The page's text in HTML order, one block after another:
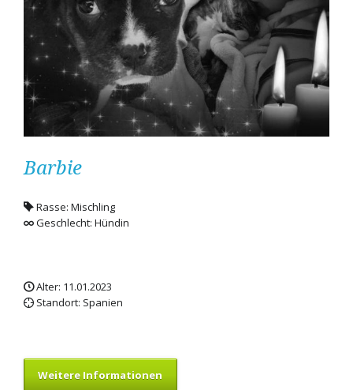
Barbie
Rasse: Mischling
Geschlecht: Hündin
Alter: 11.01.2023
Standort: Spanien
Weitere Informationen